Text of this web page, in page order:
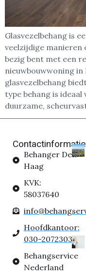
Glasvezelbehang is
veelzijdige manieren
bezig bent met een
nieuwbouwwoning
glasvezelbehang
type behang is
duurzame,
Behanger Den
Haag
KVK:
58037640
Hoofdkantoor:
030-2072303
Behangservice
Nederland